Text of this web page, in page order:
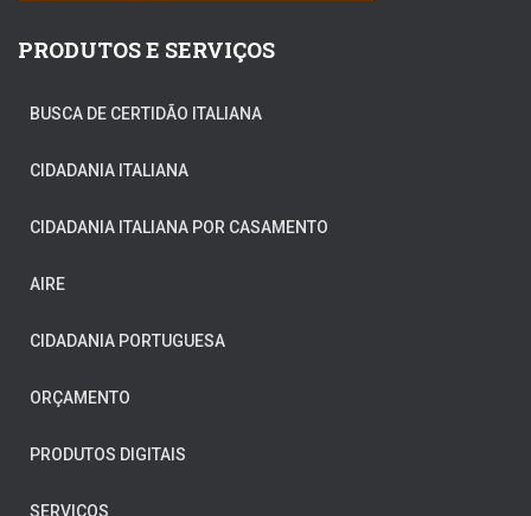
PRODUTOS E SERVIÇOS
BUSCA DE CERTIDÃO ITALIANA
CIDADANIA ITALIANA
CIDADANIA ITALIANA POR CASAMENTO
AIRE
CIDADANIA PORTUGUESA
ORÇAMENTO
PRODUTOS DIGITAIS
SERVIÇOS